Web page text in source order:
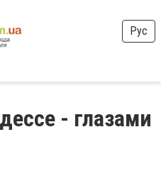
Рус
- глазами